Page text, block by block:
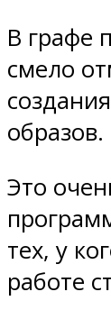
В графе
смело
образов.
Это
тех, у
работе